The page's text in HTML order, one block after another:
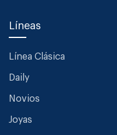
Líneas
Línea Clásica
Daily
Novios
Joyas